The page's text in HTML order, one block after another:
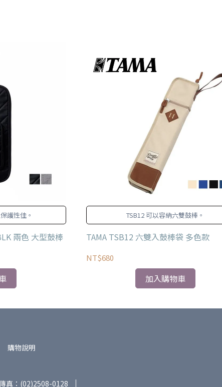
護性佳。
兩色 大型鼓棒
TSB12 可以容納六雙鼓棒。
TAMA TSB12 六雙入鼓棒袋 多色款
NT$680
加入購物車
購物說明
真：(02)2508-0128